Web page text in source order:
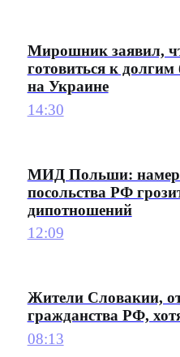
Мирошник заявил,
готовиться к
на Украине
14:30
МИД Польши:
посольства РФ
дипотношений
12:09
Жители Словакии,
гражданства РФ,
08:13